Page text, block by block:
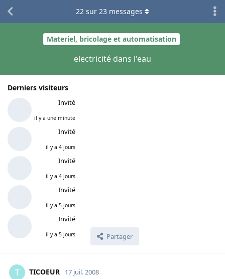
Materiel, bricolage et automatisation
electricité dans l'eau
Derniers visiteurs
Invité
il y a une minute
Invité
il y a 4 jours
Invité
il y a 4 jours
Invité
il y a 5 jours
Invité
il y a 5 jours Partager
22 sur 23 messages
T TICOEUR 17 juil. 2008